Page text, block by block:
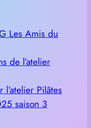
Les Amis du
de l’atelier
Pilâtes
saison 3